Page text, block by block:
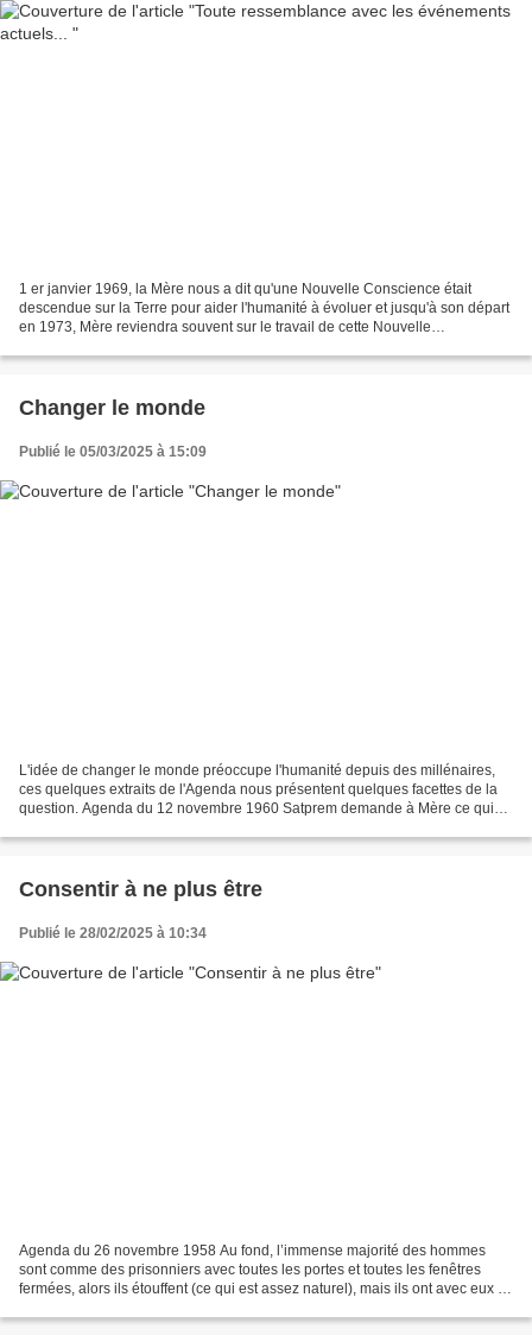
1 er janvier 1969, la Mère nous a dit qu'une Nouvelle Conscience était
descendue sur la Terre pour aider l'humanité à évoluer et jusqu'à son départ
en 1973, Mère reviendra souvent sur le travail de cette Nouvelle
Changer le monde
Publié le 05/03/2025 à 15:09
L'idée de changer le monde préoccupe l'humanité depuis des millénaires,
ces quelques extraits de l'Agenda nous présentent quelques facettes de la
question. Agenda du 12 novembre 1960 Satprem demande à Mère ce qui
Consentir à ne plus être
Publié le 28/02/2025 à 10:34
Agenda du 26 novembre 1958 Au fond, l’immense majorité des hommes
sont comme des prisonniers avec toutes les portes et toutes les fenêtres
fermées, alors ils étouffent (ce qui est assez naturel), mais ils ont avec eux la